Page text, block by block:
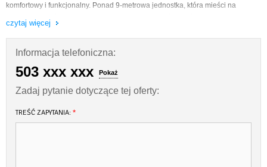
komfortowy i funkcjonalny. Ponad 9-metrowa jednostka, która mieści na
funkcjonalny kambuz i wygodna kabina WC. Znakomicie sprawdza się
• Jacht wypływający w rejs otrzymuje gratis:
paliwo do silnika (paliwo do ogrzewania w sezonie grzewczym)
nabitą butlę gazową
środki czystości
czytaj więcej
Informacja telefoniczna:
503 xxx xxx Pokaż
Zadaj pytanie dotyczące tej oferty:
TREŚĆ ZAPYTANIA: *